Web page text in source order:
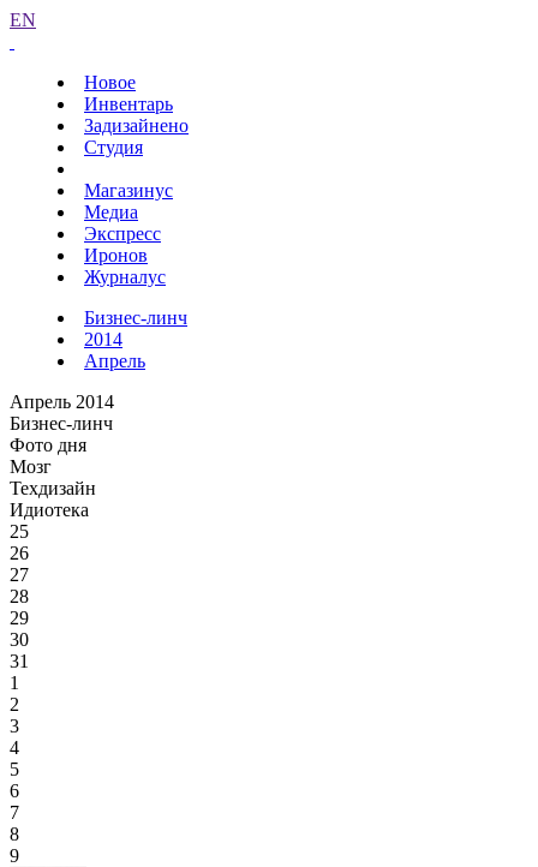
EN
Новое
Инвентарь
Задизайнено
Студия
Магазинус
Медиа
Экспресс
Иронов
Журналус
Бизнес-линч
2014
Апрель
Апрель 2014
Бизнес-линч
Фото дня
Мозг
Техдизайн
Идиотека
25
26
27
28
29
30
31
1
2
3
4
5
6
7
8
9